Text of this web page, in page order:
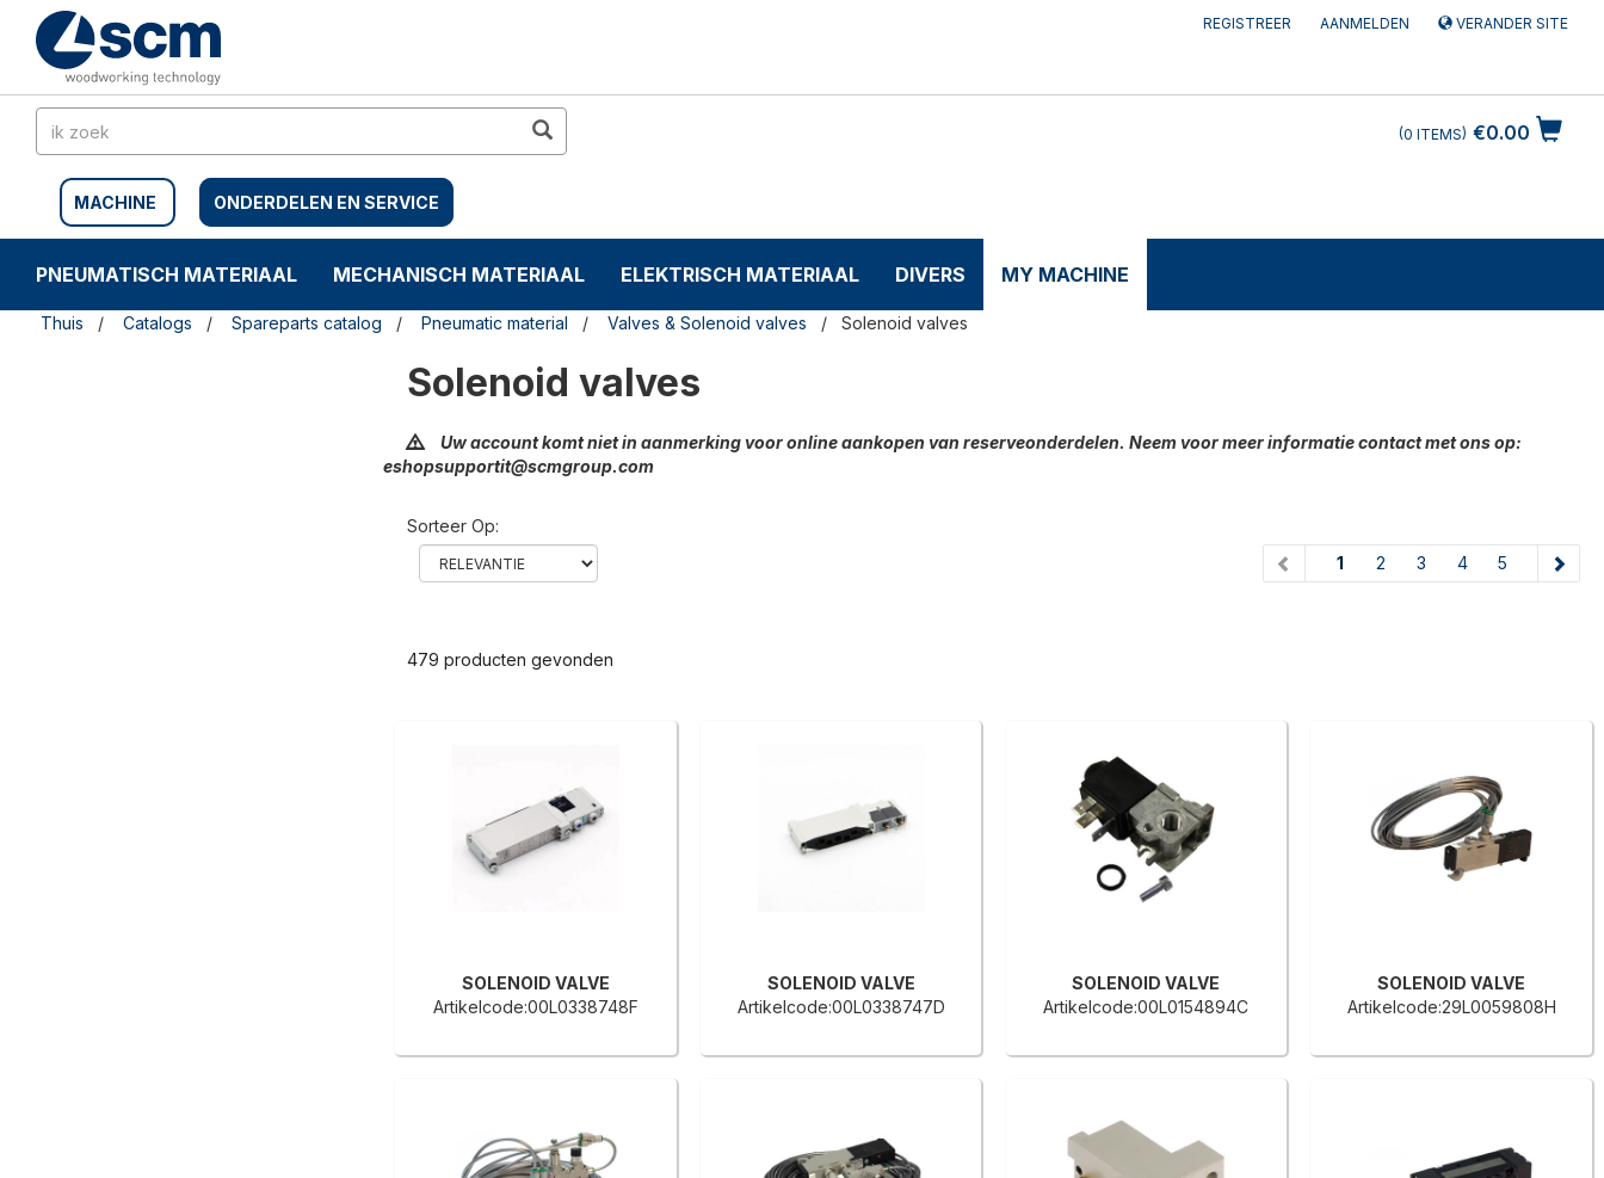
Doorgaan
artikel
navigatiemenu
REGISTREER AANMELDEN VERANDER SITE
MACHINE ONDERDELEN EN SERVICE
€0.00
0 ITEMS
PNEUMATISCH MATERIAAL MECHANISCH MATERIAAL ELEKTRISCH MATERIAAL DIVERS MY MACHINE
Thuis Catalogs Spareparts catalog Pneumatic material Valves & Solenoid valves Solenoid valves
Solenoid valves
Uw account komt niet in aanmerking voor online aankopen van reserveonderdelen. Neem voor meer informatie contact met ons op:
eshopsupportit@scmgroup.com
Sorteer Op:
1 (current)
2 3 4 5
479 producten gevonden
SOLENOID VALVE
Artikelcode:00L0338748F
SOLENOID VALVE
Artikelcode:00L0338747D
SOLENOID VALVE
Artikelcode:00L0154894C
SOLENOID VALVE
Artikelcode:29L0059808H